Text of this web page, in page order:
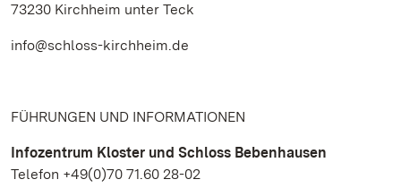
73230 Kirchheim unter Teck
info@schloss-kirchheim.de
FÜHRUNGEN UND INFORMATIONEN
Infozentrum Kloster und Schloss Bebenhausen
Telefon +49(0)70 71.60 28-02